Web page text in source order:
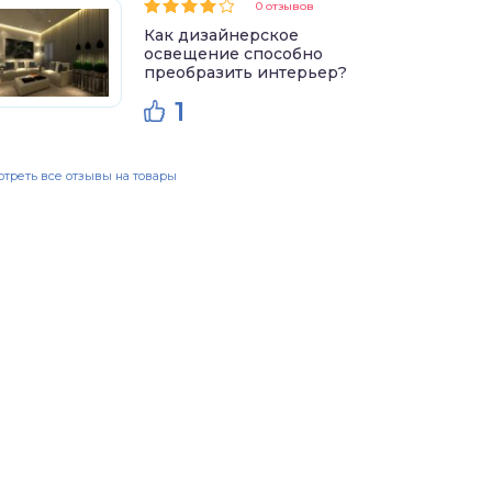
0 отзывов
Как дизайнерское
освещение способно
преобразить интерьер?
1
все отзывы на товары